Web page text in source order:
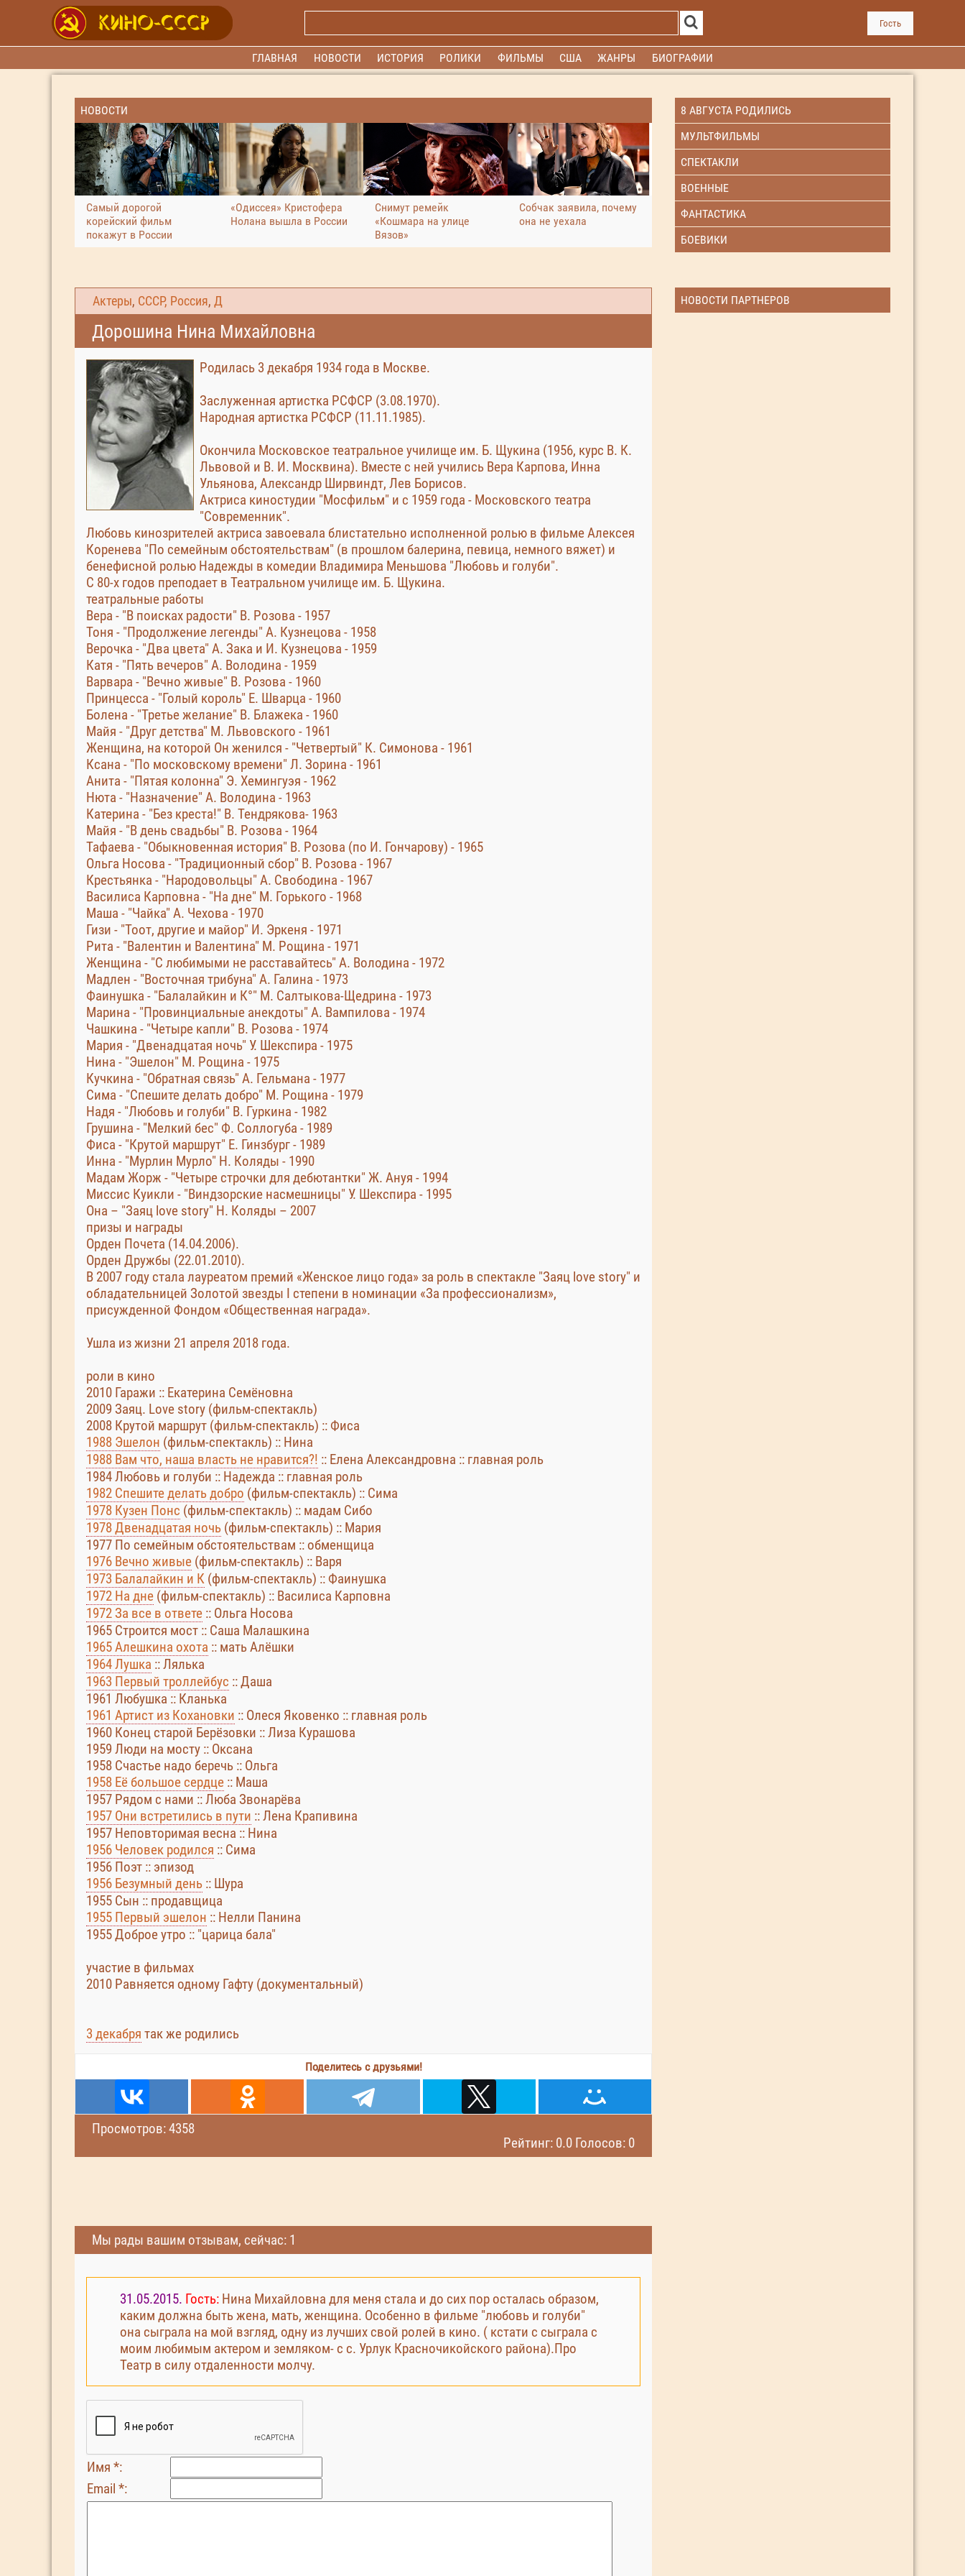
Гость
ГЛАВНАЯ НОВОСТИ ИСТОРИЯ РОЛИКИ ФИЛЬМЫ США ЖАНРЫ БИОГРАФИИ
НОВОСТИ
Самый дорогой
корейский фильм
покажут в России
«Одиссея» Кристофера
Нолана вышла в России
Снимут ремейк
«Кошмара на улице
Вязов»
Собчак заявила, почему
она не уехала
8 АВГУСТА РОДИЛИСЬ
МУЛЬТФИЛЬМЫ
СПЕКТАКЛИ
ВОЕННЫЕ
ФАНТАСТИКА
БОЕВИКИ
Актеры, СССР, Россия, Д
Дорошина Нина Михайловна
Родилась 3 декабря 1934 года в Москве.
Заслуженная артистка РСФСР (3.08.1970).
Народная артистка РСФСР (11.11.1985).
Окончила Московское театральное училище им. Б. Щукина (1956, курс В. К.
Львовой и В. И. Москвина). Вместе с ней учились Вера Карпова, Инна
Ульянова, Александр Ширвиндт, Лев Борисов.
Актриса киностудии "Мосфильм" и с 1959 года - Московского театра
"Современник".
Любовь кинозрителей актриса завоевала блистательно исполненной ролью в фильме Алексея
Коренева "По семейным обстоятельствам" (в прошлом балерина, певица, немного вяжет) и
бенефисной ролью Надежды в комедии Владимира Меньшова "Любовь и голуби".
С 80-х годов преподает в Театральном училище им. Б. Щукина.
театральные работы
Вера - "В поисках радости" В. Розова - 1957
Тоня - "Продолжение легенды" А. Кузнецова - 1958
Верочка - "Два цвета" А. Зака и И. Кузнецова - 1959
Катя - "Пять вечеров" А. Володина - 1959
Варвара - "Вечно живые" В. Розова - 1960
Принцесса - "Голый король" Е. Шварца - 1960
Болена - "Третье желание" В. Блажека - 1960
Майя - "Друг детства" М. Львовского - 1961
Женщина, на которой Он женился - "Четвертый" К. Симонова - 1961
Ксана - "По московскому времени" Л. Зорина - 1961
Анита - "Пятая колонна" Э. Хемингуэя - 1962
Нюта - "Назначение" А. Володина - 1963
Катерина - "Без креста!" В. Тендрякова- 1963
Майя - "В день свадьбы" В. Розова - 1964
Тафаева - "Обыкновенная история" В. Розова (по И. Гончарову) - 1965
Ольга Носова - "Традиционный сбор" В. Розова - 1967
Крестьянка - "Народовольцы" А. Свободина - 1967
Василиса Карповна - "На дне" М. Горького - 1968
Маша - "Чайка" А. Чехова - 1970
Гизи - "Тоот, другие и майор" И. Эркеня - 1971
Рита - "Валентин и Валентина" М. Рощина - 1971
Женщина - "С любимыми не расставайтесь" А. Володина - 1972
Мадлен - "Восточная трибуна" А. Галина - 1973
Фаинушка - "Балалайкин и К°" М. Салтыкова-Щедрина - 1973
Марина - "Провинциальные анекдоты" А. Вампилова - 1974
Чашкина - "Четыре капли" В. Розова - 1974
Мария - "Двенадцатая ночь" У. Шекспира - 1975
Нина - "Эшелон" М. Рощина - 1975
Кучкина - "Обратная связь" А. Гельмана - 1977
Сима - "Спешите делать добро" М. Рощина - 1979
Надя - "Любовь и голуби" В. Гуркина - 1982
Грушина - "Мелкий бес" Ф. Соллогуба - 1989
Фиса - "Крутой маршрут" Е. Гинзбург - 1989
Инна - "Мурлин Мурло" Н. Коляды - 1990
Мадам Жорж - "Четыре строчки для дебютантки" Ж. Ануя - 1994
Миссис Куикли - "Виндзорские насмешницы" У. Шекспира - 1995
Она – "Заяц love story" Н. Коляды – 2007
призы и награды
Орден Почета (14.04.2006).
Орден Дружбы (22.01.2010).
В 2007 году стала лауреатом премий «Женское лицо года» за роль в спектакле "Заяц love story" и
обладательницей Золотой звезды I степени в номинации «За профессионализм»,
присужденной Фондом «Общественная награда».
Ушла из жизни 21 апреля 2018 года.
роли в кино
2010 Гаражи :: Екатерина Семёновна
2009 Заяц. Love story (фильм-спектакль)
2008 Крутой маршрут (фильм-спектакль) :: Фиса
1988 Эшелон (фильм-спектакль) :: Нина
1988 Вам что, наша власть не нравится?! :: Елена Александровна :: главная роль
1984 Любовь и голуби :: Надежда :: главная роль
1982 Спешите делать добро (фильм-спектакль) :: Сима
1978 Кузен Понс (фильм-спектакль) :: мадам Сибо
1978 Двенадцатая ночь (фильм-спектакль) :: Мария
1977 По семейным обстоятельствам :: обменщица
1976 Вечно живые (фильм-спектакль) :: Варя
1973 Балалайкин и К (фильм-спектакль) :: Фаинушка
1972 На дне (фильм-спектакль) :: Василиса Карповна
1972 За все в ответе :: Ольга Носова
1965 Строится мост :: Саша Малашкина
1965 Алешкина охота :: мать Алёшки
1964 Лушка :: Лялька
1963 Первый троллейбус :: Даша
1961 Любушка :: Кланька
1961 Артист из Кохановки :: Олеся Яковенко :: главная роль
1960 Конец старой Берёзовки :: Лиза Курашова
1959 Люди на мосту :: Оксана
1958 Счастье надо беречь :: Ольга
1958 Её большое сердце :: Маша
1957 Рядом с нами :: Люба Звонарёва
1957 Они встретились в пути :: Лена Крапивина
1957 Неповторимая весна :: Нина
1956 Человек родился :: Сима
1956 Поэт :: эпизод
1956 Безумный день :: Шура
1955 Сын :: продавщица
1955 Первый эшелон :: Нелли Панина
1955 Доброе утро :: "царица бала"
участие в фильмах
2010 Равняется одному Гафту (документальный)
3 декабря так же родились
Поделитесь с друзьями!
Просмотров: 4358
Рейтинг: 0.0 Голосов: 0
НОВОСТИ ПАРТНЕРОВ
Мы рады вашим отзывам, сейчас: 1
31.05.2015. Гость: Нина Михайловна для меня стала и до сих пор осталась образом,
каким должна быть жена, мать, женщина. Особенно в фильме "любовь и голуби"
она сыграла на мой взгляд, одну из лучших свой ролей в кино. ( кстати с сыграла с
моим любимым актером и земляком- с с. Урлук Красночикойского района).Про
Театр в силу отдаленности молчу.
Имя *:
Email *: